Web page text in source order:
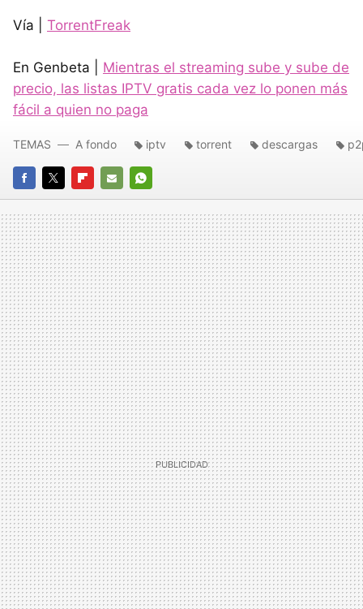
Vía | TorrentFreak
En Genbeta | Mientras el streaming sube y sube de
precio, las listas IPTV gratis cada vez lo ponen más
fácil a quien no paga
FACEBOOK
TWITTERFLIPBOARD
E-
MAIL
WHATSAPP
TEMAS A fondo iptv torrent descargas